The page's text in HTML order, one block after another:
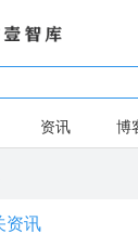
资讯 博
资讯